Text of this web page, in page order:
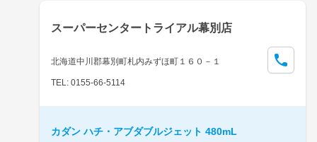
スーパーセンタートライアル幕別店
北海道中川郡幕別町札内みずほ町１６０－１
TEL: 0155-66-5114
カダン ハチ・アブダブルジェット 480mL